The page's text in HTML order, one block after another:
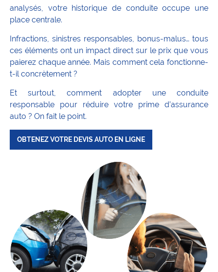
analysés, votre historique de conduite occupe une
place centrale.
Infractions, sinistres responsables, bonus-malus… tous
ces éléments ont un impact direct sur le prix que vous
paierez chaque année. Mais comment cela fonctionne-
t-il concrètement ?
Et surtout, comment adopter une conduite
responsable pour réduire votre prime d’assurance
auto ? On fait le point.
OBTENEZ VOTRE DEVIS AUTO EN LIGNE